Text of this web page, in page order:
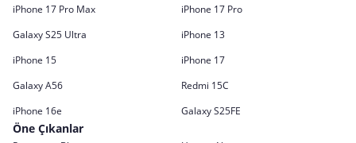
iPhone 17 Pro Max
iPhone 17 Pro
Galaxy S25 Ultra
iPhone 13
iPhone 15
iPhone 17
Galaxy A56
Redmi 15C
iPhone 16e
Galaxy S25FE
Öne Çıkanlar